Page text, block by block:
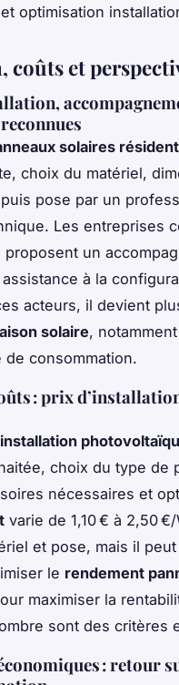
optimisation
et
solaires
choix du matériel,
pose par un
Les entreprises
proposent un
à la
acteurs, il devient
solaire,
consommation.
: prix
choix du type de
nécessaires et
varie de 1,10 € à 2,50
et pose, mais il
le rendement
maximiser la
sont des critères
: retour